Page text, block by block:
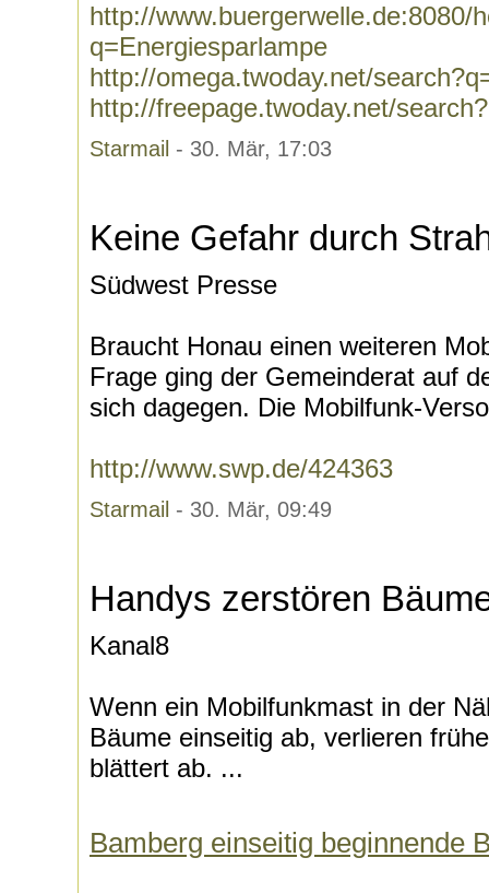
http://www.buergerwelle.de:8080/
q=Energiesparlampe
http://omega.twoday.net/
http://freepage.twoday.net/
Starmail - 30. Mär, 17:03
Keine Gefahr durch
Südwest Presse
Braucht Honau einen weiteren
Frage ging der Gemeinderat auf
sich dagegen. Die Mobilfunk-
http://www.swp.de/424363
Starmail - 30. Mär, 09:49
Handys zerstören
Kanal8
Wenn ein Mobilfunkmast in der
Bäume einseitig ab, verlieren
blättert ab. ...
Bamberg einseitig beginnende